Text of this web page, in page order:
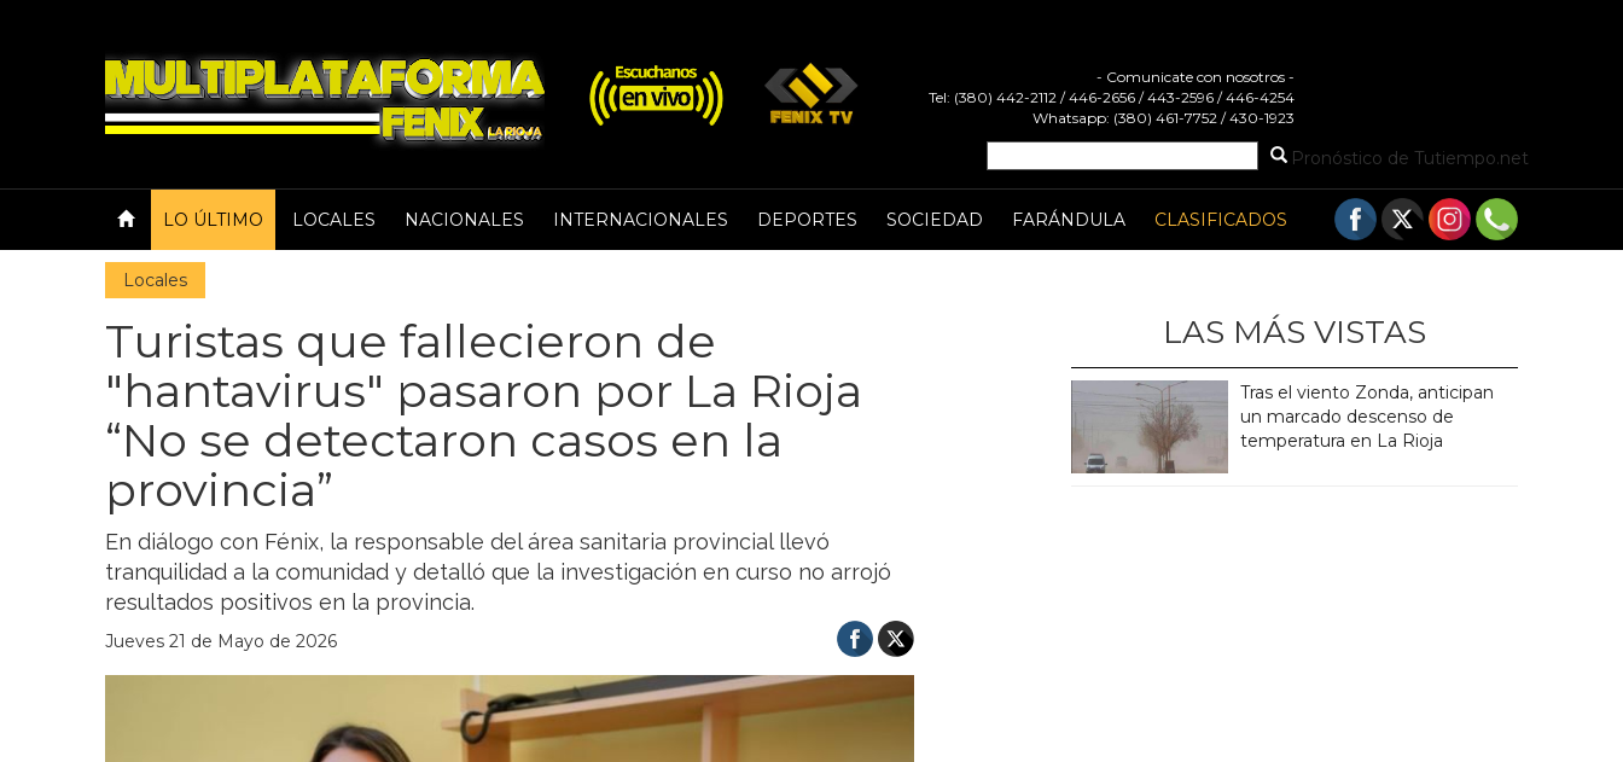
- Comunicate con nosotros -
Tel: (380) 442-2112 / 446-2656 / 443-2596 / 446-4254
Whatsapp: (380) 461-7752 / 430-1923
Pronóstico de Tutiempo.net
LO ÚLTIMO LOCALES NACIONALES INTERNACIONALES DEPORTES SOCIEDAD FARÁNDULA CLASIFICADOS
Locales
Turistas que fallecieron de
"hantavirus" pasaron por La Rioja
“No se detectaron casos en la
provincia”
En diálogo con Fénix, la responsable del área sanitaria provincial llevó
tranquilidad a la comunidad y detalló que la investigación en curso no arrojó
resultados positivos en la provincia.
Jueves 21 de Mayo de 2026
LAS MÁS VISTAS
Tras el viento Zonda, anticipan
un marcado descenso de
temperatura en La Rioja